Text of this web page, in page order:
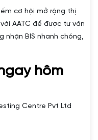
cơ hội mở rộng thị
AATC để được tư vấn
nhận BIS nhanh chóng,
hôm
Centre Pvt Ltd